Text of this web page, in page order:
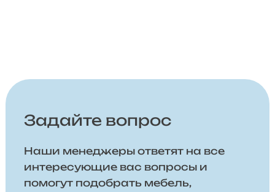
Задайте вопрос
Наши менеджеры ответят на все
интересующие вас вопросы и
помогут подобрать мебель,